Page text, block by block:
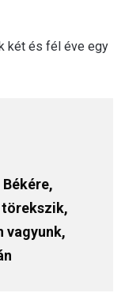
két és fél éve egy
törekszik,
vagyunk,